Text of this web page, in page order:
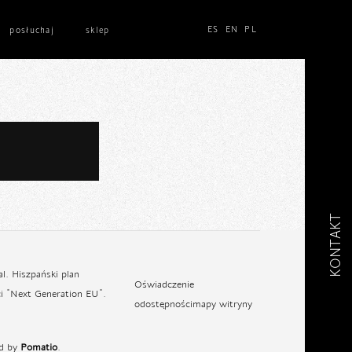
posłuchaj sklep ES EN PL
Hiszpański plan
"Next Generation EU".
Oświadczenie
odostępnościmapy witryny
by Pomatio
KONTAKT